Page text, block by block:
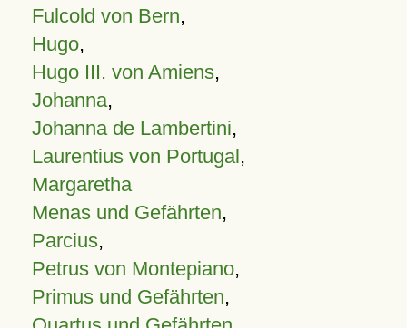
Fulcold von Bern,
Hugo,
Hugo III. von Amiens,
Johanna,
Johanna de Lambertini,
Laurentius von Portugal,
Margaretha
Menas und Gefährten,
Parcius,
Petrus von Montepiano,
Primus und Gefährten,